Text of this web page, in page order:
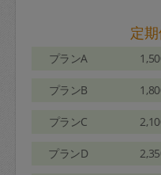
定
プランA
プランB
プランC
プランD